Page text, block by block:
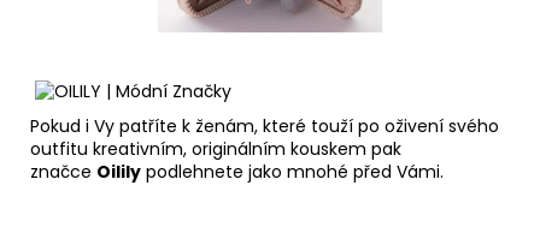
Pokud i Vy patříte k ženám, které touží po oživení svého
outfitu kreativním, originálním kouskem pak
značce Oilily podlehnete jako mnohé před Vámi.